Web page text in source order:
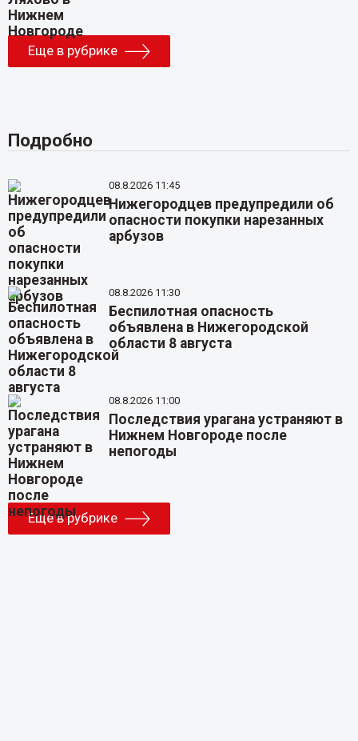
Еще в рубрике
Подробно
08.8.2026 11:45
Нижегородцев предупредили об
опасности покупки нарезанных
арбузов
08.8.2026 11:30
Беспилотная опасность
объявлена в Нижегородской
области 8 августа
08.8.2026 11:00
Последствия урагана устраняют в
Нижнем Новгороде после
непогоды
Еще в рубрике